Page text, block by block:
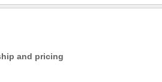
and pricing